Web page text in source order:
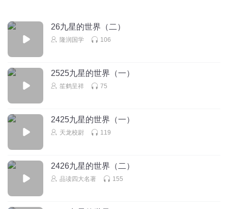
26九星的世界（二）
隆润国学 106
2525九星的世界（一）
笙鹤呈祥 75
2425九星的世界（一）
天龙校尉 119
2426九星的世界（二）
品读四大名著 155